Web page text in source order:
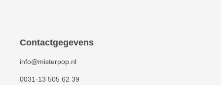
Contactgegevens
info@misterpop.nl
0031-13 505 62 39